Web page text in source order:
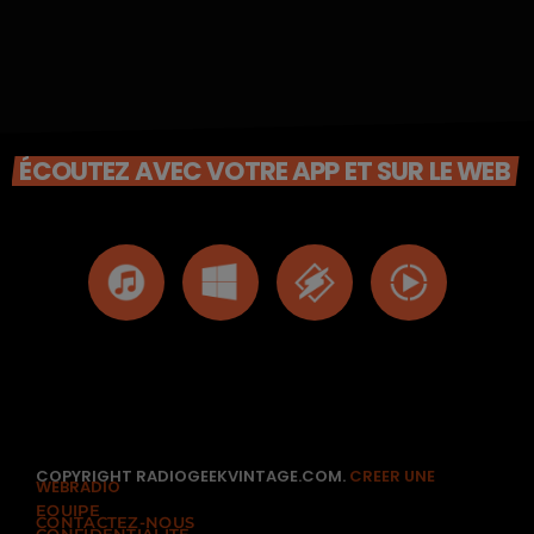
ÉCOUTEZ AVEC VOTRE APP ET SUR LE WEB
COPYRIGHT RADIOGEEKVINTAGE.COM. CREER UNE
WEBRADIO
EQUIPE
CONTACTEZ-NOUS